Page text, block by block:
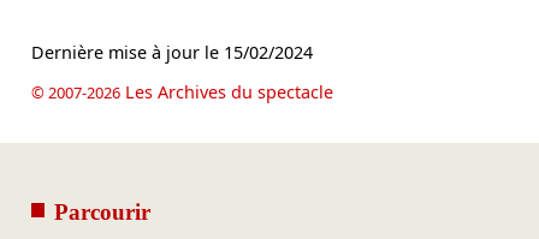
Dernière mise à jour le 15/02/2024
© 2007-2026Les Archives du spectacle
Parcourir